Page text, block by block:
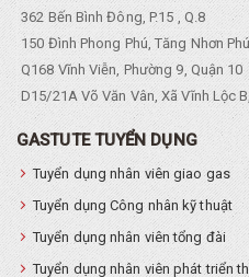
362 Bến Bình Đông, P.15 , Q.8
150 Đình Phong Phú, Tăng Nhơn
Q168 Vĩnh Viễn, Phường 9, Quận 10
D15/21A Võ Văn Vân, Xã Vĩnh Lộc
GASTUTE TUYỂN DỤNG
Tuyển dụng nhân viên giao gas
Tuyển dụng Công nhân kỹ thuật
Tuyển dụng nhân viên tổng đài
Tuyển dụng nhân viên phát triển